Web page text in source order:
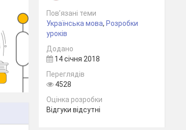
Пов’язані теми
Українська мова, Розробки
уроків
Додано
14 січня 2018
Переглядів
4528
Оцінка розробки
Відгуки відсутні